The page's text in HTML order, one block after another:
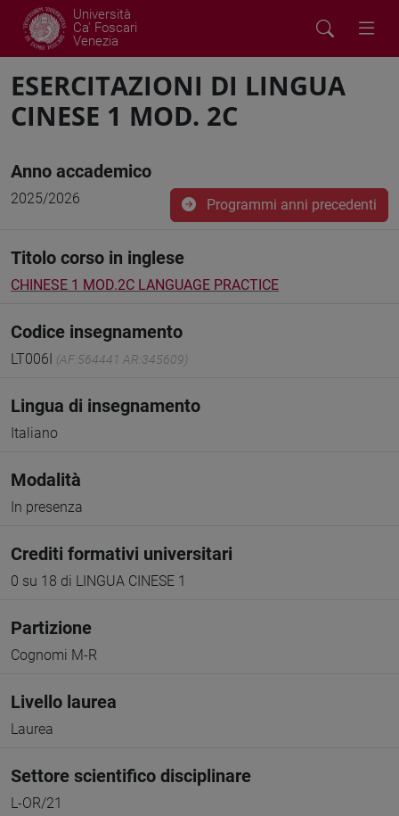
Università
Ca' Foscari
Venezia
ESERCITAZIONI DI LINGUA
CINESE 1 MOD. 2C
Anno accademico
2025/2026 Programmi anni precedenti
Titolo corso in inglese
CHINESE 1 MOD.2C LANGUAGE PRACTICE
Codice insegnamento
LT006I (AF:564441 AR:345609)
Lingua di insegnamento
Italiano
Modalità
In presenza
Crediti formativi universitari
0 su 18 di LINGUA CINESE 1
Partizione
Cognomi M-R
Livello laurea
Laurea
Settore scientifico disciplinare
L-OR/21